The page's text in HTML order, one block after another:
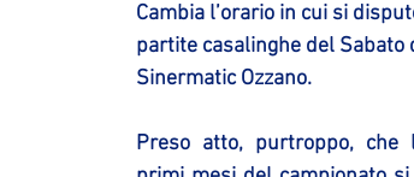
Cambia l’orario in cui si
partite casalinghe del Sabato
Sinermatic Ozzano.
Preso atto, purtroppo,